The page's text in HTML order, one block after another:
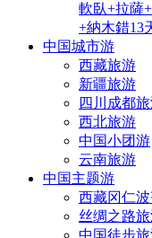
軟臥+拉薩
+納木錯13
中国城市游
西藏旅游
新疆旅游
四川成都
西北旅游
中国小团游
云南旅游
中国主题游
西藏冈仁
丝绸之路
中国徒步